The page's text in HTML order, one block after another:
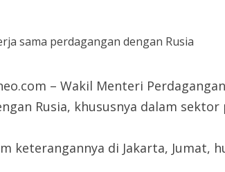
– Wakil Menteri
Rusia, khususnya dalam
keterangannya di Jakarta, Jumat,